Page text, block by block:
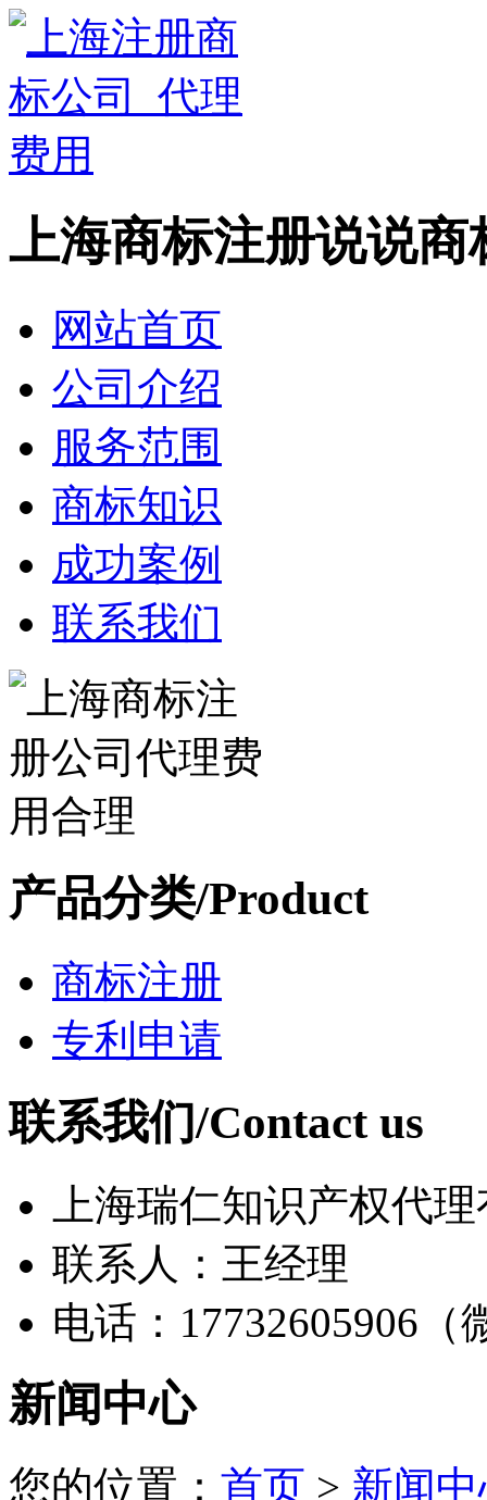
上海商标注册说说
网站首页
公司介绍
服务范围
商标知识
成功案例
联系我们
产品分类/Product
商标注册
专利申请
联系我们/Contact us
上海瑞仁知识产权代
联系人：王经理
电话：17732605906（
新闻中心
您的位置： 首页 > 新闻